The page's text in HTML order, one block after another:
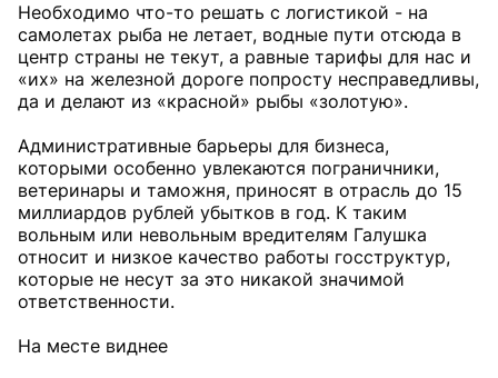
Необходимо что-то решать с логистикой - на
самолетах рыба не летает, водные пути отсюда в
центр страны не текут, а равные тарифы для нас и
«их» на железной дороге попросту несправедливы,
да и делают из «красной» рыбы «золотую».
Административные барьеры для бизнеса,
которыми особенно увлекаются пограничники,
ветеринары и таможня, приносят в отрасль до 15
миллиардов рублей убытков в год. К таким
вольным или невольным вредителям Галушка
относит и низкое качество работы госструктур,
которые не несут за это никакой значимой
ответственности.
На месте виднее